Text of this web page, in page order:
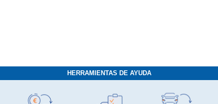
HERRAMIENTAS DE AYUDA